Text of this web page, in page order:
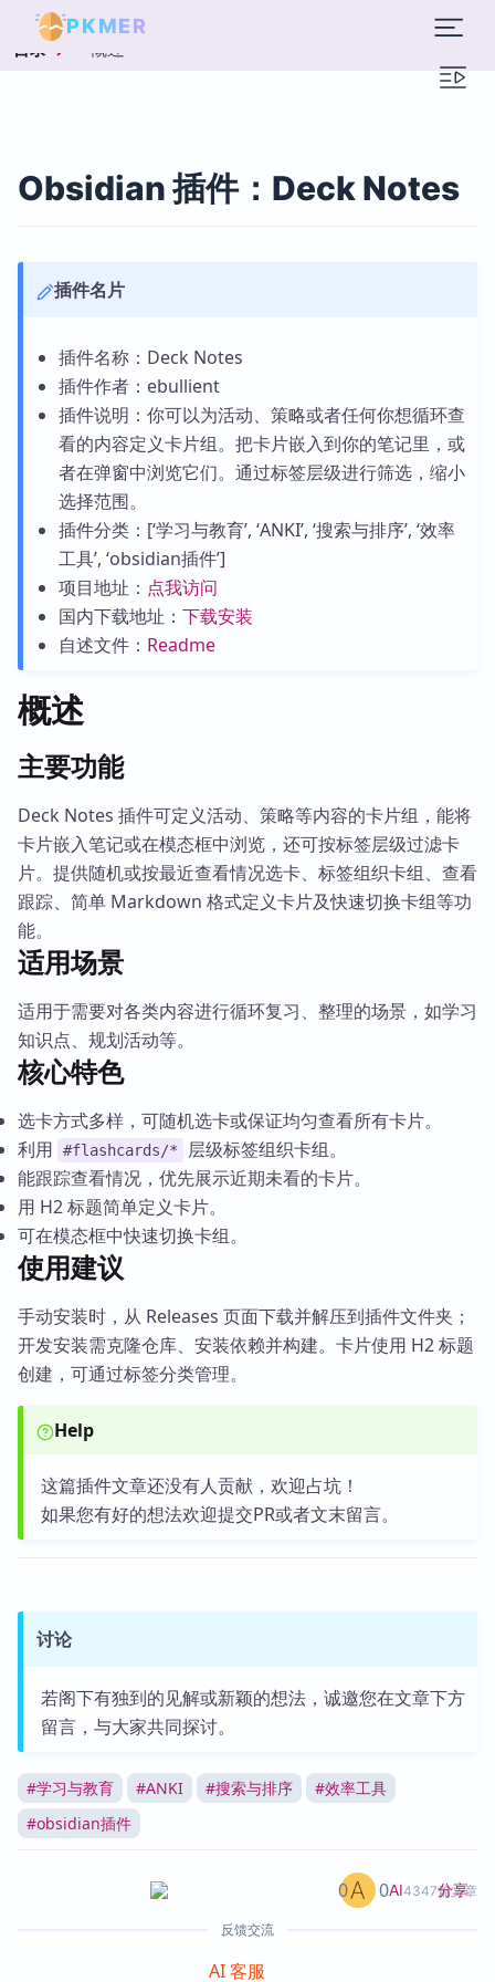
PKMER
目录 概述
Obsidian 插件：Deck Notes
插件名片
插件名称：Deck Notes
插件作者：ebullient
插件说明：你可以为活动、策略或者任何你想循环查
看的内容定义卡片组。把卡片嵌入到你的笔记里，或
者在弹窗中浏览它们。通过标签层级进行筛选，缩小
选择范围。
插件分类：[‘学习与教育’, ‘ANKI’, ‘搜索与排序’, ‘效率
工具’, ‘obsidian插件’]
项目地址： 点我访问
国内下载地址： 下载安装
自述文件： Readme
概述
主要功能
Deck Notes 插件可定义活动、策略等内容的卡片组，能将
卡片嵌入笔记或在模态框中浏览，还可按标签层级过滤卡
片。提供随机或按最近查看情况选卡、标签组织卡组、查看
跟踪、简单 Markdown 格式定义卡片及快速切换卡组等功
能。
适用场景
适用于需要对各类内容进行循环复习、整理的场景，如学习
知识点、规划活动等。
核心特色
选卡方式多样，可随机选卡或保证均匀查看所有卡片。
利用
#flashcards/*
层级标签组织卡组。
能跟踪查看情况，优先展示近期未看的卡片。
用 H2 标题简单定义卡片。
可在模态框中快速切换卡组。
使用建议
手动安装时，从 Releases 页面下载并解压到插件文件夹；
开发安装需克隆仓库、安装依赖并构建。卡片使用 H2 标题
创建，可通过标签分类管理。
Help
这篇插件文章还没有人贡献，欢迎占坑！
如果您有好的想法欢迎提交PR或者文末留言。
讨论
若阁下有独到的见解或新颖的想法，诚邀您在文章下方
留言，与大家共同探讨。
#学习与教育 #ANKI #搜索与排序 #效率工具
#obsidian插件
AI4347篇文章
0 0 分享
反馈交流
AI 客服